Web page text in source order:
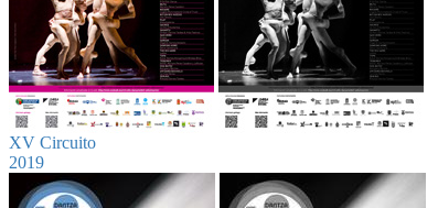
XV Circuito
2019